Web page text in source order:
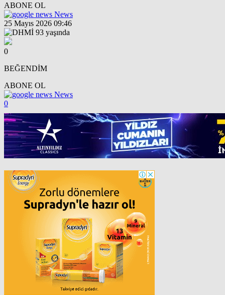
ABONE OL
News
25 Mayıs 2026 09:46
0
BEĞENDİM
ABONE OL
News
0